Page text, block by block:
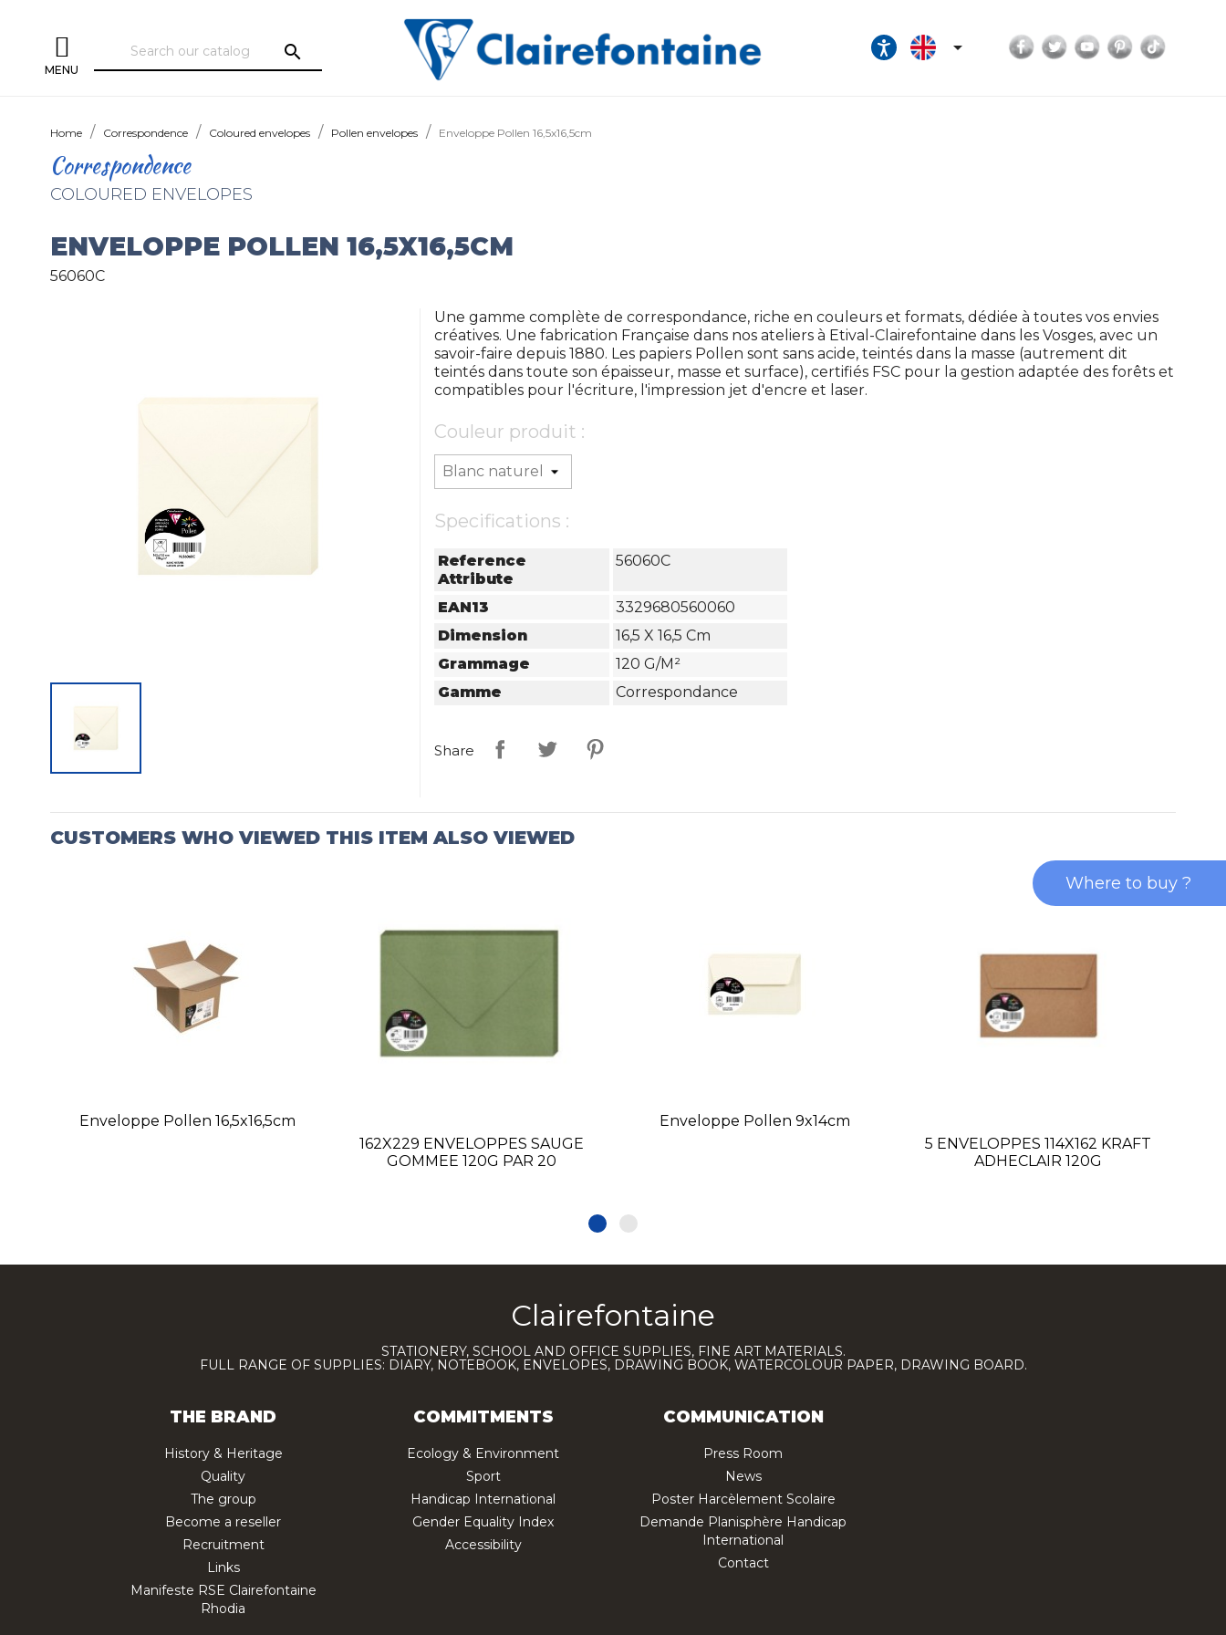
MENU
search  Facebook
TwitterYouTubePinterest
Home Correspondence Coloured envelopes Pollen envelopes Enveloppe Pollen 16,5x16,5cm
Correspondence
COLOURED ENVELOPES
ENVELOPPE POLLEN 16,5X16,5CM
56060C
Une gamme complète de correspondance, riche en couleurs et formats, dédiée à toutes vos envies
créatives. Une fabrication Française dans nos ateliers à Etival-Clairefontaine dans les Vosges, avec un
savoir-faire depuis 1880. Les papiers Pollen sont sans acide, teintés dans la masse (autrement dit
teintés dans toute son épaisseur, masse et surface), certifiés FSC pour la gestion adaptée des forêts et
compatibles pour l'écriture, l'impression jet d'encre et laser.
Couleur produit :
Specifications :
Reference
Attribute
56060C
EAN13
3329680560060
Dimension
16,5 X 16,5 Cm
Grammage
120 G/m²
Gamme
Correspondance
Share
CUSTOMERS WHO VIEWED THIS ITEM ALSO VIEWED
Enveloppe Pollen 16,5x16,5cm
162X229 ENVELOPPES SAUGE
GOMMEE 120G PAR 20
Enveloppe Pollen 9x14cm
5 ENVELOPPES 114X162 KRAFT
ADHECLAIR 120G
Clairefontaine
STATIONERY, SCHOOL AND OFFICE SUPPLIES, FINE ART MATERIALS.
FULL RANGE OF SUPPLIES: DIARY, NOTEBOOK, ENVELOPES, DRAWING BOOK, WATERCOLOUR PAPER, DRAWING BOARD.
THE BRAND
History & Heritage
Quality
The group
Become a reseller
Recruitment
Links
Manifeste RSE Clairefontaine
Rhodia
COMMITMENTS
Ecology & Environment
Sport
Handicap International
Gender Equality Index
Accessibility
COMMUNICATION
Press Room
News
Poster Harcèlement Scolaire
Demande Planisphère Handicap
International
Contact
Where to buy ?